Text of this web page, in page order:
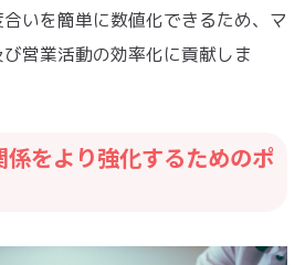
いを簡単に数値化できるため、マ
営業活動の効率化に貢献しま
をより強化するためのポ